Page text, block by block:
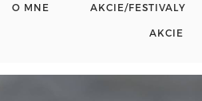
O MNE AKCIE/FESTIVALY
AKCIE